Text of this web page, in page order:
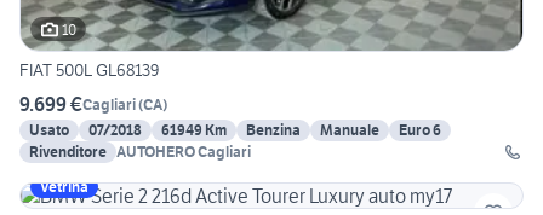
10
FIAT 500L GL68139
9.699 €Cagliari(CA)
Usato
07/2018 61949 Km Benzina Manuale
Euro 6
Rivenditore AUTOHERO Cagliari
Vetrina